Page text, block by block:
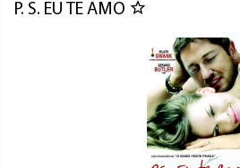
P. S. EU TE AMO